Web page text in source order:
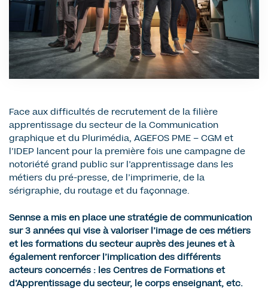
Face aux difficultés de recrutement de la filière
apprentissage du secteur de la Communication
graphique et du Plurimédia, AGEFOS PME – CGM et
l’IDEP lancent pour la première fois une campagne de
notoriété grand public sur l’apprentissage dans les
métiers du pré-presse, de l’imprimerie, de la
sérigraphie, du routage et du façonnage.
Sennse a mis en place une stratégie de communication
sur 3 années qui vise à valoriser l’image de ces métiers
et les formations du secteur auprès des jeunes et à
également renforcer l’implication des différents
acteurs concernés : les Centres de Formations et
d’Apprentissage du secteur, le corps enseignant, etc.